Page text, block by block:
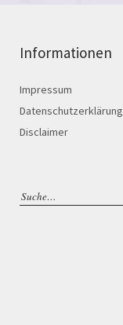
Informationen
Impressum
Datenschutzerklärung
Disclaimer